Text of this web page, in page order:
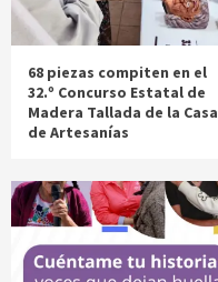
68 piezas compiten en el
32.º Concurso Estatal de
Madera Tallada de la Casa
de Artesanías